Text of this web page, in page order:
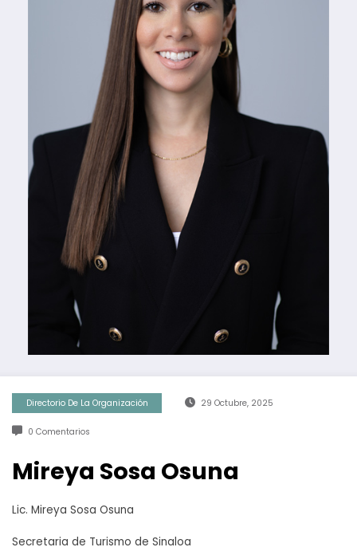
Directorio De La Organización 29 Octubre, 2025
0 Comentarios
Mireya Sosa Osuna
Lic. Mireya Sosa Osuna
Secretaria de Turismo de Sinaloa